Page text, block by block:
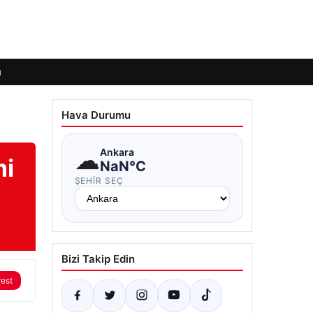
Hava Durumu
☁Ankara
NaN°C
ŞEHIR SEÇ
Bizi Takip Edin